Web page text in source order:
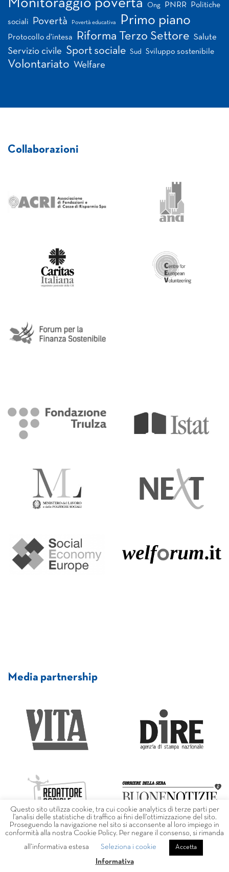
Monitoraggio povertà Ong PNRR Politiche
sociali Povertà Povertà educativa Primo piano
Protocollo d'intesa Riforma Terzo Settore Salute
Servizio civile Sport sociale Sud Sviluppo sostenibile
Volontariato Welfare
Collaborazioni
Media partnership
Questo sito utilizza cookie, tra cui cookie analytics di terze parti per
l’analisi delle statistiche di traffico ai fini dell’ottimizzazione del sito.
Proseguendo la navigazione nel sito si acconsente al loro impiego in
conformità alla nostra Cookie Policy. Per negare il consenso, si rimanda
all’informativa estesa
Seleziona i cookie Accetta
Informativa